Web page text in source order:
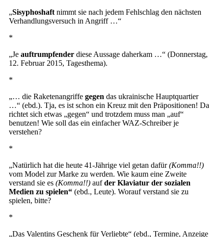
„Sisyphoshaft nimmt sie nach jedem Fehlschlag den nächsten
Verhandlungsversuch in Angriff …“
*
„Je auftrumpfender diese Aussage daherkam …“ (Donnerstag,
12. Februar 2015, Tagesthema).
*
„… die Raketenangriffe gegen das ukrainische Hauptquartier
…“ (ebd.). Tja, es ist schon ein Kreuz mit den Präpositionen! Da
richtet sich etwas „gegen“ und trotzdem muss man „auf“
benutzen! Wie soll das ein einfacher WAZ-Schreiber je
verstehen?
*
„Natürlich hat die heute 41-Jährige viel getan dafür(Komma!!)
vom Model zur Marke zu werden. Wie kaum eine Zweite
verstand sie es (Komma!!) aufder Klaviatur der sozialen
Medien zu spielen“ (ebd., Leute). Worauf verstand sie zu
spielen, bitte?
*
„Das Valentins Geschenk für Verliebte“ (ebd., Termine, Anzeige